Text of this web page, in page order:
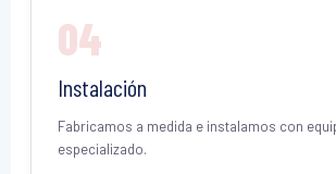
04
Instalación
Fabricamos a medida e instalamos con
especializado.